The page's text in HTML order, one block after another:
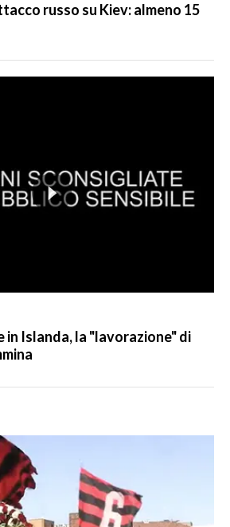
russo su Kiev: almeno 15
in Islanda, la "lavorazione" di